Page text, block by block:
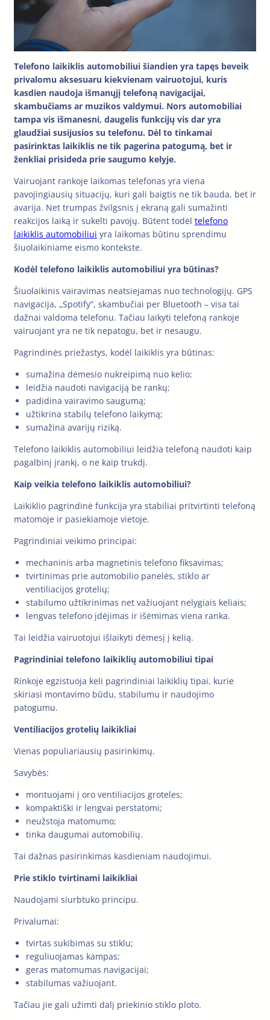
Telefono laikiklis automobiliui šiandien yra tapęs beveik
privalomu aksesuaru kiekvienam vairuotojui, kuris
kasdien naudoja išmanųjį telefoną navigacijai,
skambučiams ar muzikos valdymui. Nors automobiliai
tampa vis išmanesni, daugelis funkcijų vis dar yra
glaudžiai susijusios su telefonu. Dėl to tinkamai
pasirinktas laikiklis ne tik pagerina patogumą, bet ir
ženkliai prisideda prie saugumo kelyje.
Vairuojant rankoje laikomas telefonas yra viena
pavojingiausių situacijų, kuri gali baigtis ne tik bauda, bet ir
avarija. Net trumpas žvilgsnis į ekraną gali sumažinti
reakcijos laiką ir sukelti pavojų. Būtent todėl telefono
laikiklis automobiliui yra laikomas būtinu sprendimu
šiuolaikiniame eismo kontekste.
Kodėl telefono laikiklis automobiliui yra būtinas?
Šiuolaikinis vairavimas neatsiejamas nuo technologijų. GPS
navigacija, „Spotify“, skambučiai per Bluetooth – visa tai
dažnai valdoma telefonu. Tačiau laikyti telefoną rankoje
vairuojant yra ne tik nepatogu, bet ir nesaugu.
Pagrindinės priežastys, kodėl laikiklis yra būtinas:
sumažina dėmesio nukreipimą nuo kelio;
leidžia naudoti navigaciją be rankų;
padidina vairavimo saugumą;
užtikrina stabilų telefono laikymą;
sumažina avarijų riziką.
Telefono laikiklis automobiliui leidžia telefoną naudoti kaip
pagalbinį įrankį, o ne kaip trukdį.
Kaip veikia telefono laikiklis automobiliui?
Laikiklio pagrindinė funkcija yra stabiliai pritvirtinti telefoną
matomoje ir pasiekiamoje vietoje.
Pagrindiniai veikimo principai:
mechaninis arba magnetinis telefono fiksavimas;
tvirtinimas prie automobilio panelės, stiklo ar
ventiliacijos grotelių;
stabilumo užtikrinimas net važiuojant nelygiais keliais;
lengvas telefono įdėjimas ir išėmimas viena ranka.
Tai leidžia vairuotojui išlaikyti dėmesį į kelią.
Pagrindiniai telefono laikiklių automobiliui tipai
Rinkoje egzistuoja keli pagrindiniai laikiklių tipai, kurie
skiriasi montavimo būdu, stabilumu ir naudojimo
patogumu.
Ventiliacijos grotelių laikikliai
Vienas populiariausių pasirinkimų.
Savybės:
montuojami į oro ventiliacijos groteles;
kompaktiški ir lengvai perstatomi;
neužstoja matomumo;
tinka daugumai automobilių.
Tai dažnas pasirinkimas kasdieniam naudojimui.
Prie stiklo tvirtinami laikikliai
Naudojami siurbtuko principu.
Privalumai:
tvirtas sukibimas su stiklu;
reguliuojamas kampas;
geras matomumas navigacijai;
stabilumas važiuojant.
Tačiau jie gali užimti dalį priekinio stiklo ploto.